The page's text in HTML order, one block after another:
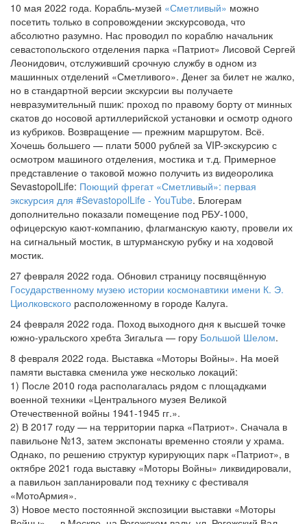
10 мая 2022 года. Корабль-музей «Сметливый» можно
посетить только в сопровождении экскурсовода, что
абсолютно разумно. Нас проводил по кораблю начальник
севастопольского отделения парка «Патриот» Лисовой Сергей
Леонидович, отслуживший срочную службу в одном из
машинных отделений «Сметливого». Денег за билет не жалко,
но в стандартной версии экскурсии вы получаете
невразумительный пшик: проход по правому борту от минных
скатов до носовой артиллерийской установки и осмотр одного
из кубриков. Возвращение — прежним маршрутом. Всё.
Хочешь большего — плати 5000 рублей за VIP-экскурсию с
осмотром машиного отделения, мостика и т.д. Примерное
представление о таковой можно получить из видеоролика
SevastopolLife: Поющий фрегат «Сметливый»: первая
экскурсия для #SevastopolLife - YouTube. Блогерам
дополнительно показали помещение под РБУ-1000,
офицерскую кают-компанию, флагманскую каюту, провели их
на сигнальный мостик, в штурманскую рубку и на ходовой
мостик.
27 февраля 2022 года. Обновил страницу посвящённую
Государственному музею истории космонавтики имени К. Э.
Циолковского расположенному в городе Калуга.
24 февраля 2022 года. Поход выходного дня к высшей точке
южно-уральского хребта Зигальга — гору Большой Шелом.
8 февраля 2022 года. Выставка «Моторы Войны». На моей
памяти выставка сменила уже несколько локаций:
1) После 2010 года располагалась рядом с площадками
военной техники «Центрального музея Великой
Отечественной войны 1941-1945 гг.».
2) В 2017 году — на территории парка «Патриот». Сначала в
павильоне №13, затем экспонаты временно стояли у храма.
Однако, по решению структур курирующих парк «Патриот», в
октябре 2021 года выставку «Моторы Войны» ликвидировали,
а павильон запланировали под технику с фестиваля
«МотоАрмия».
3) Новое место постоянной экспозиции выставки «Моторы